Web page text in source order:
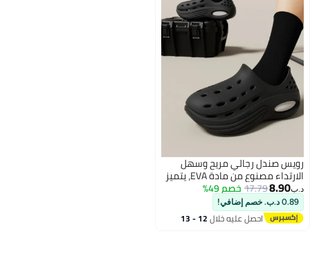
رويس صندل رجالي مريح وسهل
الارتداء مصنوع من مادة EVA، يتميز
بتهوية جيدة، ومقاومة للانزلاق،
ونعل سميك، مثالي للرحلات النهرية
الصيفية والأنشطة الخارجية. صندل
بكعب مغلق مناسب للارتداء
د.ب‏8.90
17.79خصم 49%
0.89 د.ب. خصم إضافي!
احصل عليه خلال 12 - 13